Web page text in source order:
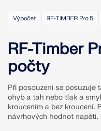
Výpočet RF-TIMBER Pro 5
RF-Timber
počty
Při posouzení se posuzuje
ohyb a tah nebo tlak a
kroucením a bez kroucení.
návrhových hodnot napětí.